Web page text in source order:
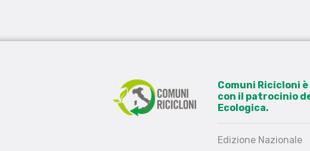
Comuni Ricicloni
con il patrocinio
Ecologica.
Edizione Nazionale